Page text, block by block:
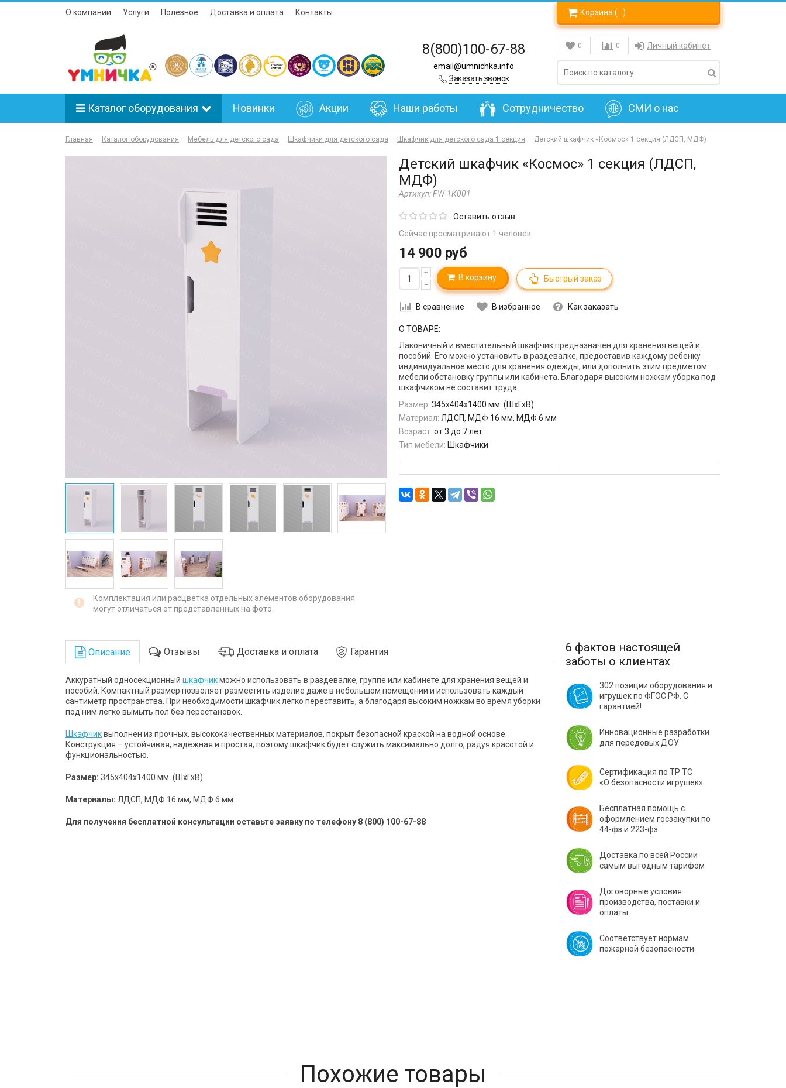
О компании Услуги Полезное Доставка и оплата Контакты Корзина ( )
8(800)100-67-88
email@umnichka.info
Заказать звонок
0 0 Личный кабинет
Каталог оборудования Новинки Акции Наши работы Сотрудничество СМИ о нас
Главная — Каталог оборудования — Мебель для детского сада — Шкафчики для детского сада — Шкафчик для детского сада 1 секция — Детский шкафчик «Космос» 1 секция (ЛДСП, МДФ)
Комплектация или расцветка отдельных элементов оборудования
могут отличаться от представленных на фото.
Детский шкафчик «Космос» 1 секция (ЛДСП,
МДФ)
Артикул:FW-1К001
Оставить отзыв
Сейчас просматривают 1 человек
14 900 руб
+
–
В корзину Быстрый заказ
В сравнение В избранное Как заказать
О ТОВАРЕ:
Лаконичный и вместительный шкафчик предназначен для хранения вещей и
пособий. Его можно установить в раздевалке, предоставив каждому ребенку
индивидуальное место для хранения одежды, или дополнить этим предметом
мебели обстановку группы или кабинета. Благодаря высоким ножкам уборка под
шкафчиком не составит труда.
Размер: 345х404х1400 мм. (ШхГхВ)
Материал: ЛДСП, МДФ 16 мм, МДФ 6 мм
Возраст: от 3 до 7 лет
Тип мебели: Шкафчики
Описание Отзывы Доставка и оплата Гарантия
Аккуратный односекционный шкафчикможно использовать в раздевалке, группе или кабинете для хранения вещей и
пособий. Компактный размер позволяет разместить изделие даже в небольшом помещении и использовать каждый
сантиметр пространства. При необходимости шкафчик легко переставить, а благодаря высоким ножкам во время уборки
под ним легко вымыть пол без перестановок.
Шкафчиквыполнен из прочных, высококачественных материалов, покрыт безопасной краской на водной основе.
Конструкция – устойчивая, надежная и простая, поэтому шкафчик будет служить максимально долго, радуя красотой и
функциональностью.
Размер: 345х404х1400 мм. (ШхГхВ)
Материалы: ЛДСП, МДФ 16 мм, МДФ 6 мм
Для получения бесплатной консультации оставьте заявку по телефону 8 (800) 100-67-88
6 фактов настоящей
заботы о клиентах
302 позиции оборудования и
игрушек по ФГОС РФ. С
гарантией!
Инновационные разработки
для передовых ДОУ
Сертификация по ТР ТС
«О безопасности игрушек»
Бесплатная помощь с
оформлением госзакупки по
44-фз и 223-фз
Доставка по всей России
самым выгодным тарифом
Договорные условия
производства, поставки и
оплаты
Соответствует нормам
пожарной безопасности
Похожие товары